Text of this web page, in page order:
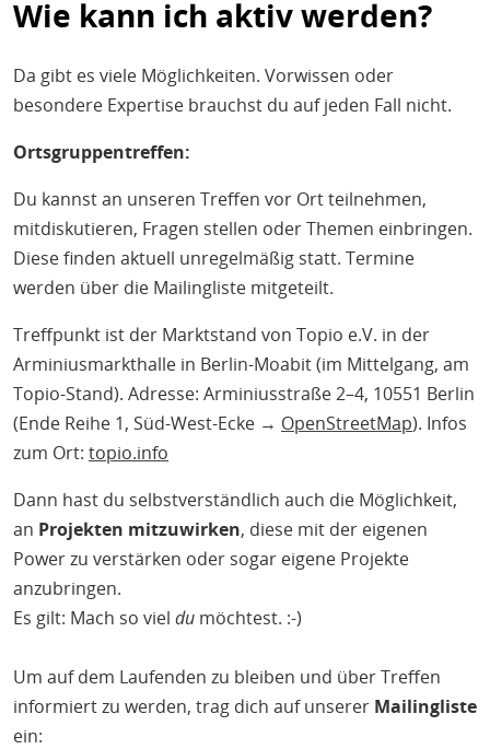
Wie kann ich aktiv werden?
Da gibt es viele Möglichkeiten. Vorwissen oder
besondere Expertise brauchst du auf jeden Fall nicht.
Ortsgruppentreffen:
Du kannst an unseren Treffen vor Ort teilnehmen,
mitdiskutieren, Fragen stellen oder Themen einbringen.
Diese finden aktuell unregelmäßig statt. Termine
werden über die Mailingliste mitgeteilt.
Treffpunkt ist der Marktstand von Topio e.V. in der
Arminiusmarkthalle in Berlin-Moabit (im Mittelgang, am
Topio-Stand). Adresse: Arminiusstraße 2–4, 10551 Berlin
(Ende Reihe 1, Süd-West-Ecke → OpenStreetMap). Infos
zum Ort: topio.info
Dann hast du selbstverständlich auch die Möglichkeit,
an Projekten mitzuwirken, diese mit der eigenen
Power zu verstärken oder sogar eigene Projekte
anzubringen.
Es gilt: Mach so viel du möchtest. :-)
Um auf dem Laufenden zu bleiben und über Treffen
informiert zu werden, trag dich auf unserer Mailingliste
ein: